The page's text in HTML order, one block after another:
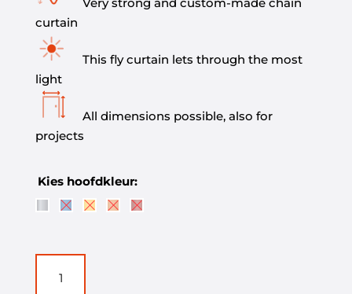
Very strong and custom-made chain
curtain
This fly curtain lets through the most
light
All dimensions possible, also for
projects
Kies hoofdkleur:
kettinggordijn